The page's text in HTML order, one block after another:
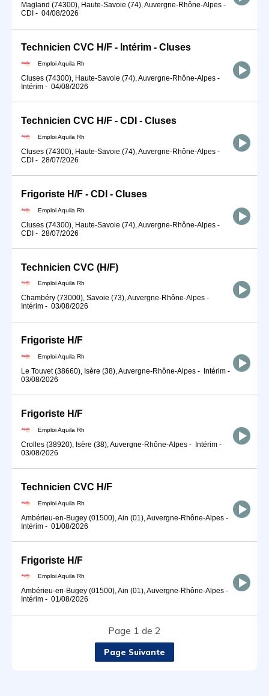
Magland (74300), Haute-Savoie (74), Auvergne-Rhône-Alpes -
CDI - 04/08/2026
Technicien CVC H/F - Intérim - Cluses
Emploi Aquila Rh
Cluses (74300), Haute-Savoie (74), Auvergne-Rhône-Alpes -
Intérim - 04/08/2026
Technicien CVC H/F - CDI - Cluses
Emploi Aquila Rh
Cluses (74300), Haute-Savoie (74), Auvergne-Rhône-Alpes -
CDI - 28/07/2026
Frigoriste H/F - CDI - Cluses
Emploi Aquila Rh
Cluses (74300), Haute-Savoie (74), Auvergne-Rhône-Alpes -
CDI - 28/07/2026
Technicien CVC (H/F)
Emploi Aquila Rh
Chambéry (73000), Savoie (73), Auvergne-Rhône-Alpes -
Intérim - 03/08/2026
Frigoriste H/F
Emploi Aquila Rh
Le Touvet (38660), Isère (38), Auvergne-Rhône-Alpes - Intérim -
03/08/2026
Frigoriste H/F
Emploi Aquila Rh
Crolles (38920), Isère (38), Auvergne-Rhône-Alpes - Intérim -
03/08/2026
Technicien CVC H/F
Emploi Aquila Rh
Ambérieu-en-Bugey (01500), Ain (01), Auvergne-Rhône-Alpes -
Intérim - 01/08/2026
Frigoriste H/F
Emploi Aquila Rh
Ambérieu-en-Bugey (01500), Ain (01), Auvergne-Rhône-Alpes -
Intérim - 01/08/2026
Page 1 de 2
Page Suivante